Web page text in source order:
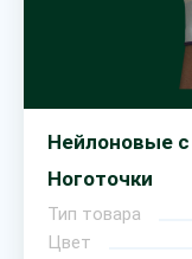
Нейлоновые
Ноготочки
Тип товара
Цвет